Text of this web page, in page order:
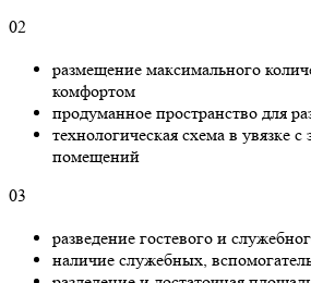
02
размещение максимального
комфортом
продуманное пространство для
технологическая схема в увязке
помещений
03
разведение гостевого и
наличие служебных,